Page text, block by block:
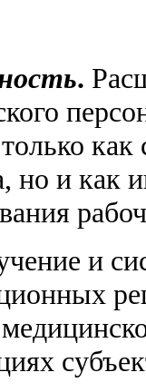
.
но и как
и